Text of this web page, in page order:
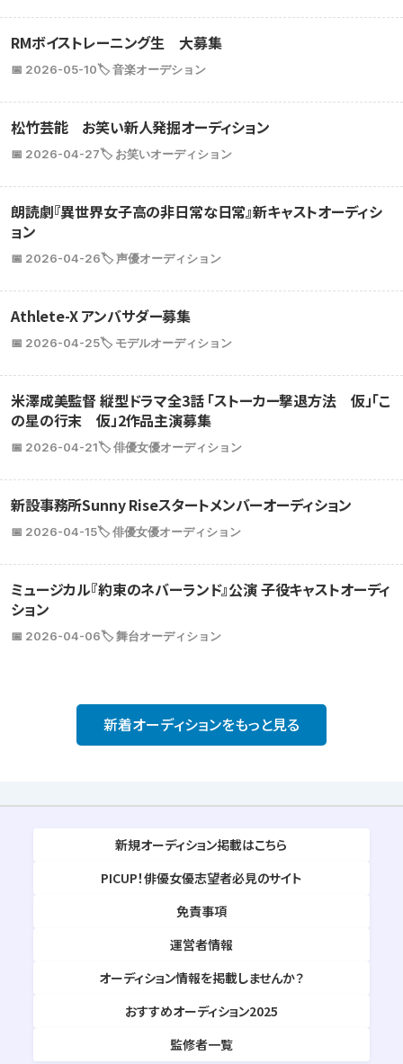
RMボイストレーニング生 大募集
📅 2026-05-10🏷️ 音楽オーデション
松竹芸能 お笑い新人発掘オーディション
📅 2026-04-27🏷️ お笑いオーディション
朗読劇『異世界女子高の非日常な日常』新キャストオーディシ
ョン
📅 2026-04-26🏷️ 声優オーディション
Athlete-X アンバサダー募集
📅 2026-04-25🏷️ モデルオーディション
米澤成美監督 縦型ドラマ全3話 「ストーカー撃退方法 仮」「こ
の星の行末 仮」2作品主演募集
📅 2026-04-21🏷️ 俳優女優オーディション
新設事務所Sunny Riseスタートメンバーオーディション
📅 2026-04-15🏷️ 俳優女優オーディション
ミュージカル『約束のネバーランド』公演 子役キャストオーディ
ション
📅 2026-04-06🏷️ 舞台オーディション
新着オーディションをもっと見る
新規オーディション掲載はこちら
PICUP！俳優女優志望者必見のサイト
免責事項
運営者情報
オーディション情報を掲載しませんか？
おすすめオーディション2025
監修者一覧